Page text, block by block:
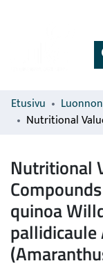
Etusivu
Nutritional
quinoa
pallidicaule